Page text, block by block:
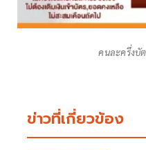
คนละครึ่งบั
ข่าวที่เกี่ยวข้อง